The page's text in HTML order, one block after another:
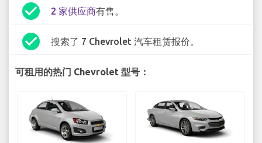
check_circle 2 家供应商有售。
check_circle 搜索了 7 Chevrolet 汽车租赁报价。
可租用的热门 Chevrolet 型号：